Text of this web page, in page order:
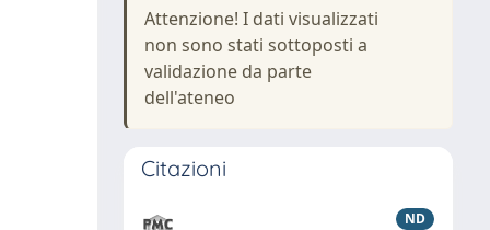
Attenzione! I dati visualizzati
non sono stati sottoposti a
validazione da parte
dell'ateneo
Citazioni
ND